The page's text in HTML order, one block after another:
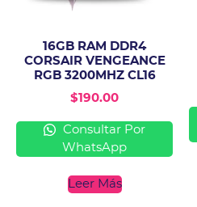
16GB RAM DDR4
CORSAIR VENGEANCE
RGB 3200MHZ CL16
$190.00
Consultar Por
WhatsApp
Leer Más